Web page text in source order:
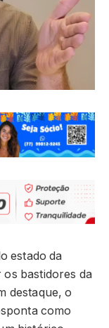
estado da
os bastidores da
destaque, o
como